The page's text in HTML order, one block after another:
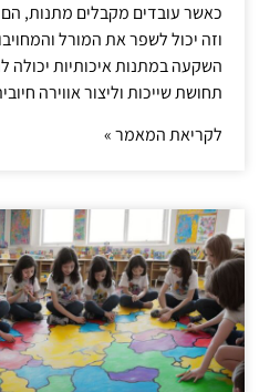
כאשר עובדים מקבלים מתנות, הם
וזה יכול לשפר את המורל
השקעה במתנות איכותיות יכולה
תחושת שייכות וליצור אווירה
לקריאת המאמר »